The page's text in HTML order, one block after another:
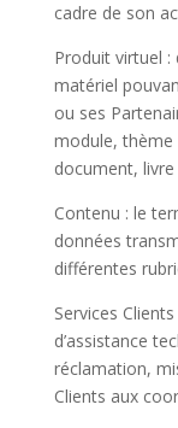
cadre de son
Produit virtuel
matériel
ou ses
module, thème
document,
Contenu : le
données
différentes
Services
d’assistance
réclamation,
Clients aux